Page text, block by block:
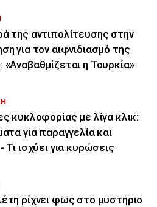
της αντιπολίτευσης στην
για τον αιφνιδιασμό της
η Τουρκία»
κυκλοφορίας με λίγα κλικ:
για παραγγελία και
Τι ισχύει για κυρώσεις
ρίχνει φως στο μυστήριο